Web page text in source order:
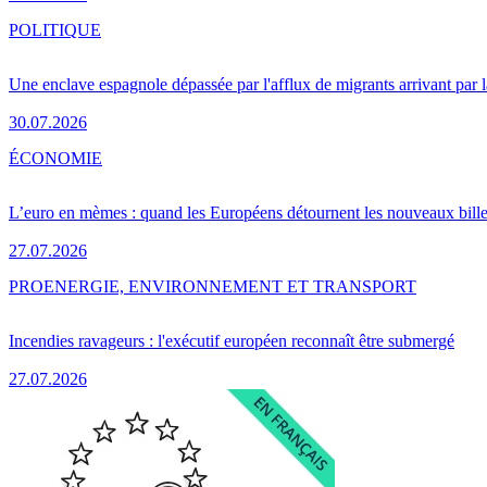
Une enclave espagnole dépassée par l'afflux de migrants arrivant par
30.07.2026
POLITIQUE
L’euro en mèmes : quand les Européens détournent les nouveaux
27.07.2026
ÉCONOMIE
Incendies ravageurs : l'exécutif européen reconnaît être submergé
27.07.2026
PROENERGIE, ENVIRONNEMENT ET TRANSPORT